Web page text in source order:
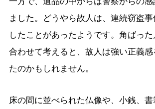
ました。どうやら故人は、連続窃盗
したことがあったようです。角ばっ
合わせて考えると、故人は強い正義
たのかもしれません。
床の間に並べられた仏像や、小銭、